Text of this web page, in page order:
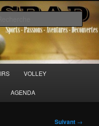
VOLLEY
AGENDA
Suivant →